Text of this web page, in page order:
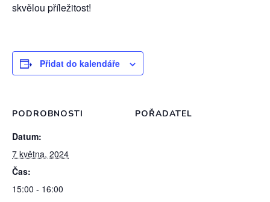
skvělou příležitost!
Přidat do kalendáře
PODROBNOSTI
Datum:
7 května, 2024
Čas:
15:00 - 16:00
POŘADATEL